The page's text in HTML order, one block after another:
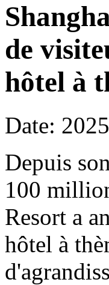
de
hôtel à
Date:
Depuis
100
Resort a
hôtel à